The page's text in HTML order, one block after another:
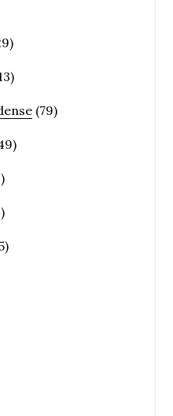
(79)